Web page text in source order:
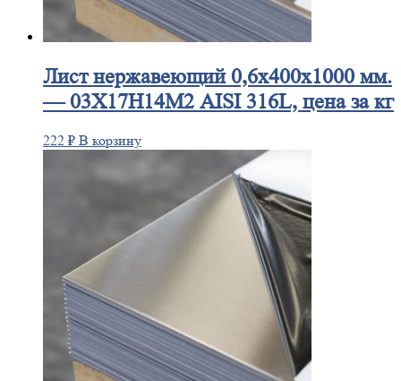
Листнержавеющий 0,6x400x1000 мм.
— 03Х17Н14М2 AISI 316L, цена за кг
222 ₽ В корзину